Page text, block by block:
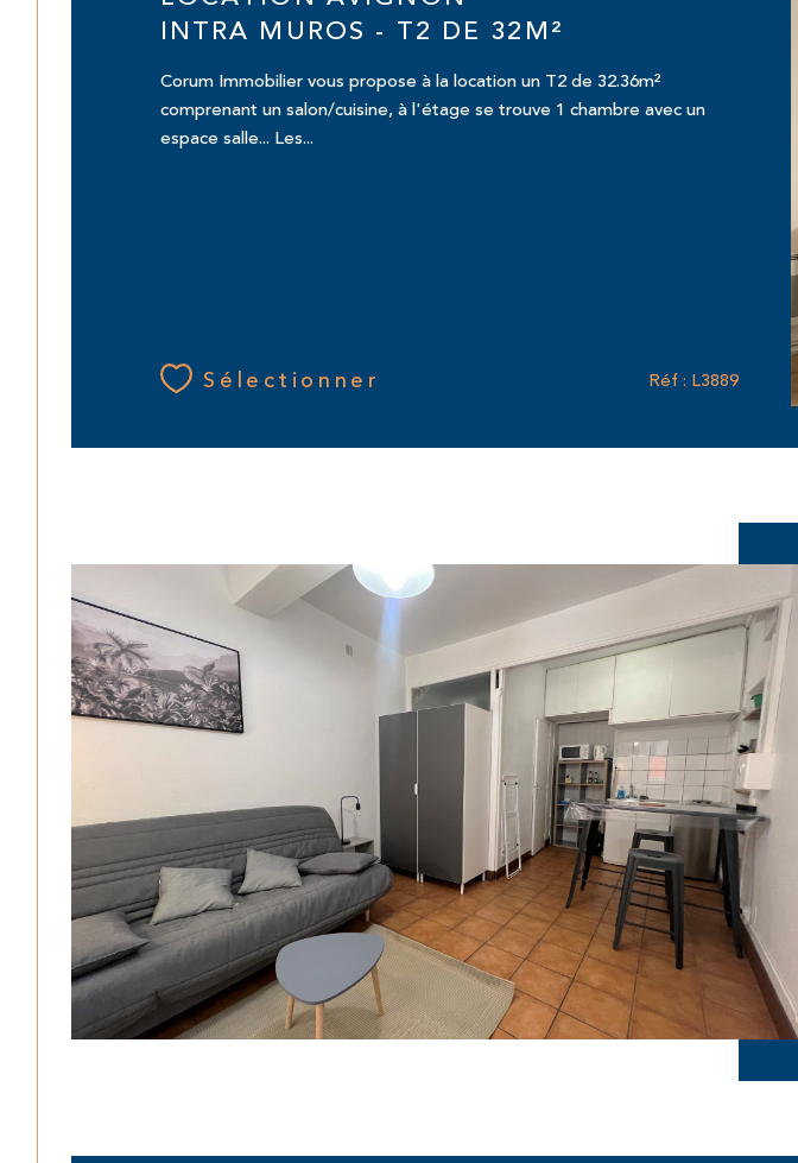
INTRA MUROS - T2 DE 32M²
Corum Immobilier vous propose à la location un T2 de 32.36m²
comprenant un salon/cuisine, à l'étage se trouve 1 chambre avec un
espace salle... Les...
Sélectionner Réf : L3889